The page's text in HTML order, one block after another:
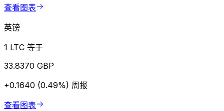
查看图表
英镑
1 LTC 等于
33.8370 GBP
+0.1640 (0.49%) 周报
查看图表